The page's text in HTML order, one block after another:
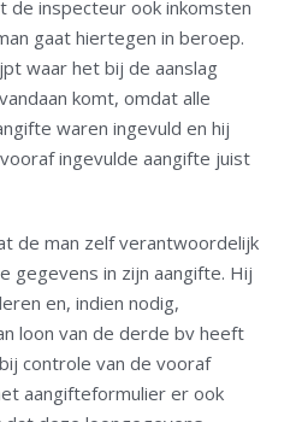
de inspecteur ook inkomsten
gaat hiertegen in beroep.
waar het bij de aanslag
komt, omdat alle
waren ingevuld en hij
ingevulde aangifte juist
de man zelf verantwoordelijk
gegevens in zijn aangifte. Hij
en, indien nodig,
loon van de derde bv heeft
controle van de vooraf
aangifteformulier er ook